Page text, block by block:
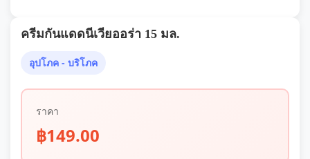
ครีมกันแดดนีเวียออร่า 15 มล.
อุปโภค - บริโภค
ราคา
฿149.00